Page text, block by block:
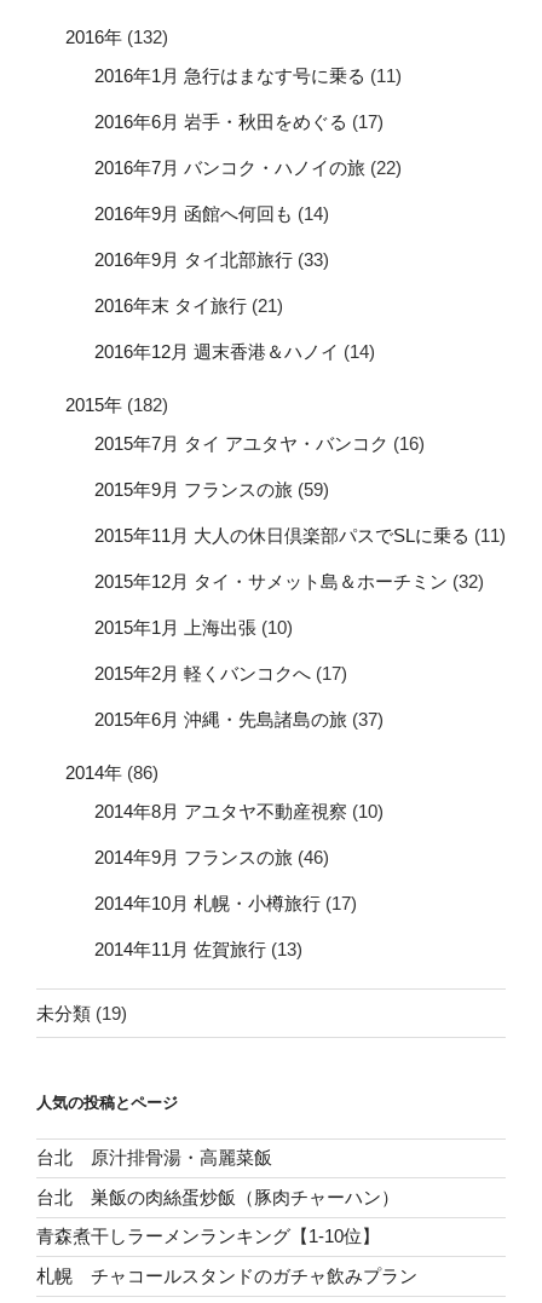
2016年 (132)
2016年1月 急行はまなす号に乗る (11)
2016年6月 岩手・秋田をめぐる (17)
2016年7月 バンコク・ハノイの旅 (22)
2016年9月 函館へ何回も (14)
2016年9月 タイ北部旅行 (33)
2016年末 タイ旅行 (21)
2016年12月 週末香港＆ハノイ (14)
2015年 (182)
2015年7月 タイ アユタヤ・バンコク (16)
2015年9月 フランスの旅 (59)
2015年11月 大人の休日倶楽部パスでSLに乗る (11)
2015年12月 タイ・サメット島＆ホーチミン (32)
2015年1月 上海出張 (10)
2015年2月 軽くバンコクへ (17)
2015年6月 沖縄・先島諸島の旅 (37)
2014年 (86)
2014年8月 アユタヤ不動産視察 (10)
2014年9月 フランスの旅 (46)
2014年10月 札幌・小樽旅行 (17)
2014年11月 佐賀旅行 (13)
未分類 (19)
人気の投稿とページ
台北 原汁排骨湯・高麗菜飯
台北 巣飯の肉絲蛋炒飯（豚肉チャーハン）
青森煮干しラーメンランキング【1-10位】
札幌 チャコールスタンドのガチャ飲みプラン